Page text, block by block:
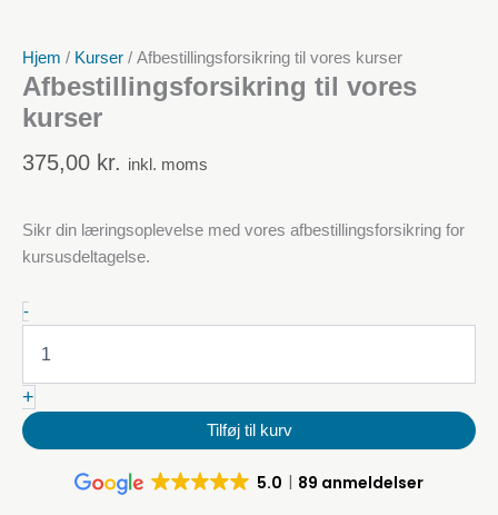
Hjem / Kurser / Afbestillingsforsikring til vores kurser
Afbestillingsforsikring til vores
kurser
375,00 kr. inkl. moms
Sikr din læringsoplevelse med vores afbestillingsforsikring for
kursusdeltagelse.
-Afbestillingsforsikring
til
vores
mængde
+
Tilføj til kurv
5.0 89 anmeldelser